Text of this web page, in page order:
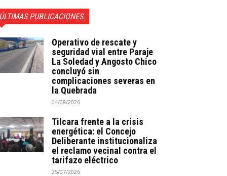
PUBLICACIONES
Operativo de rescate y
seguridad vial entre Paraje
La Soledad y Angosto Chico
concluyó sin
complicaciones severas en
la Quebrada
04/08/2026
Tilcara frente a la crisis
energética: el Concejo
Deliberante institucionaliza
el reclamo vecinal contra el
tarifazo eléctrico
25/07/2026